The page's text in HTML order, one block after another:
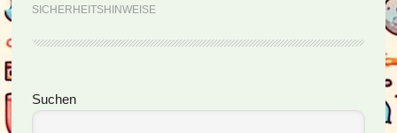
SICHERHEITSHINWEISE
Seitenspalte
Suchen